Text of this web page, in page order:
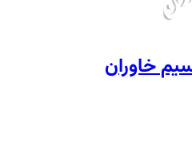
خاوران